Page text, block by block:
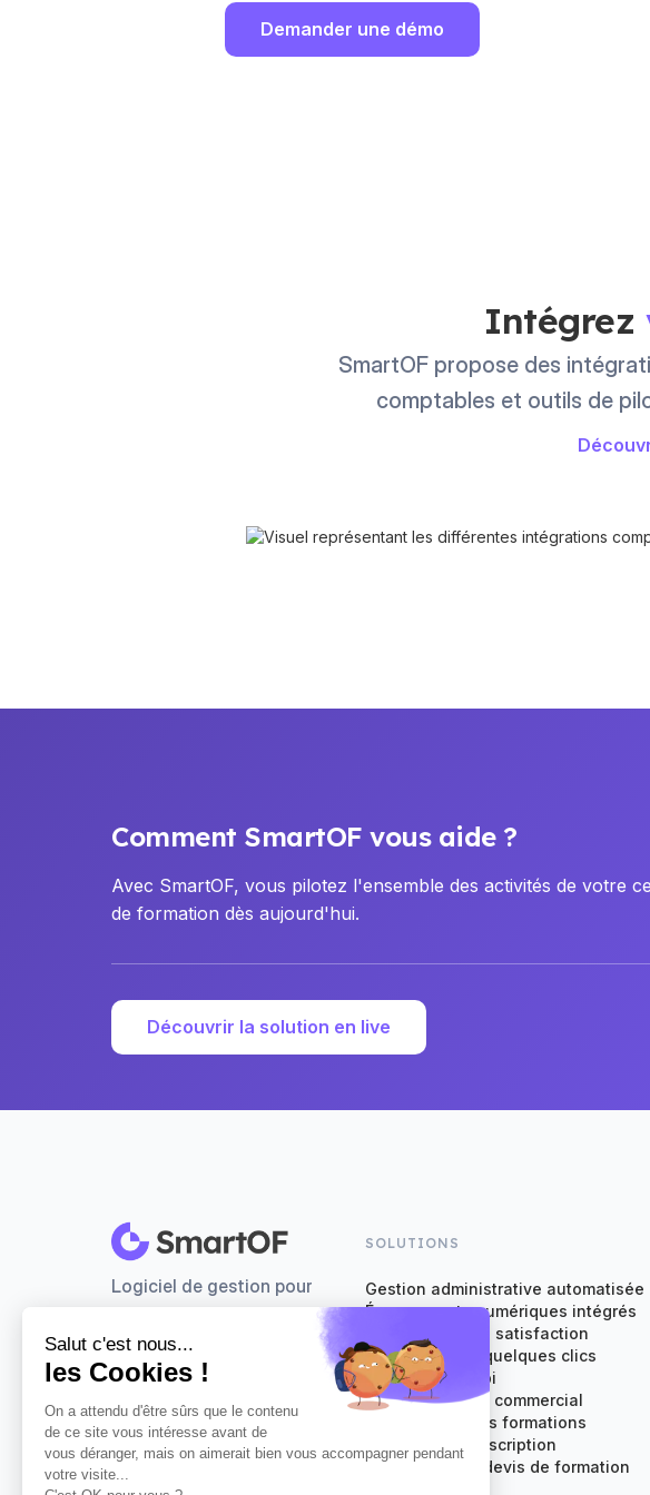
Demander une démo
Intégrez
SmartOF propose des
comptables et outils de
Comment SmartOF vous aide ?
Avec SmartOF, vous pilotez l'ensemble des activités de votre
de formation dès aujourd'hui.
Découvrir la solution en live
Logiciel de gestion pour
organismes de formation
SOLUTIONS
Gestion administrative automatisée
Émargements numériques intégrés
Évaluation de la satisfaction
Facturation en quelques clics
Logiciel Qualiopi
CRM et pilotage commercial
Planification des formations
Formulaires d'inscription
Générateur de devis de formation